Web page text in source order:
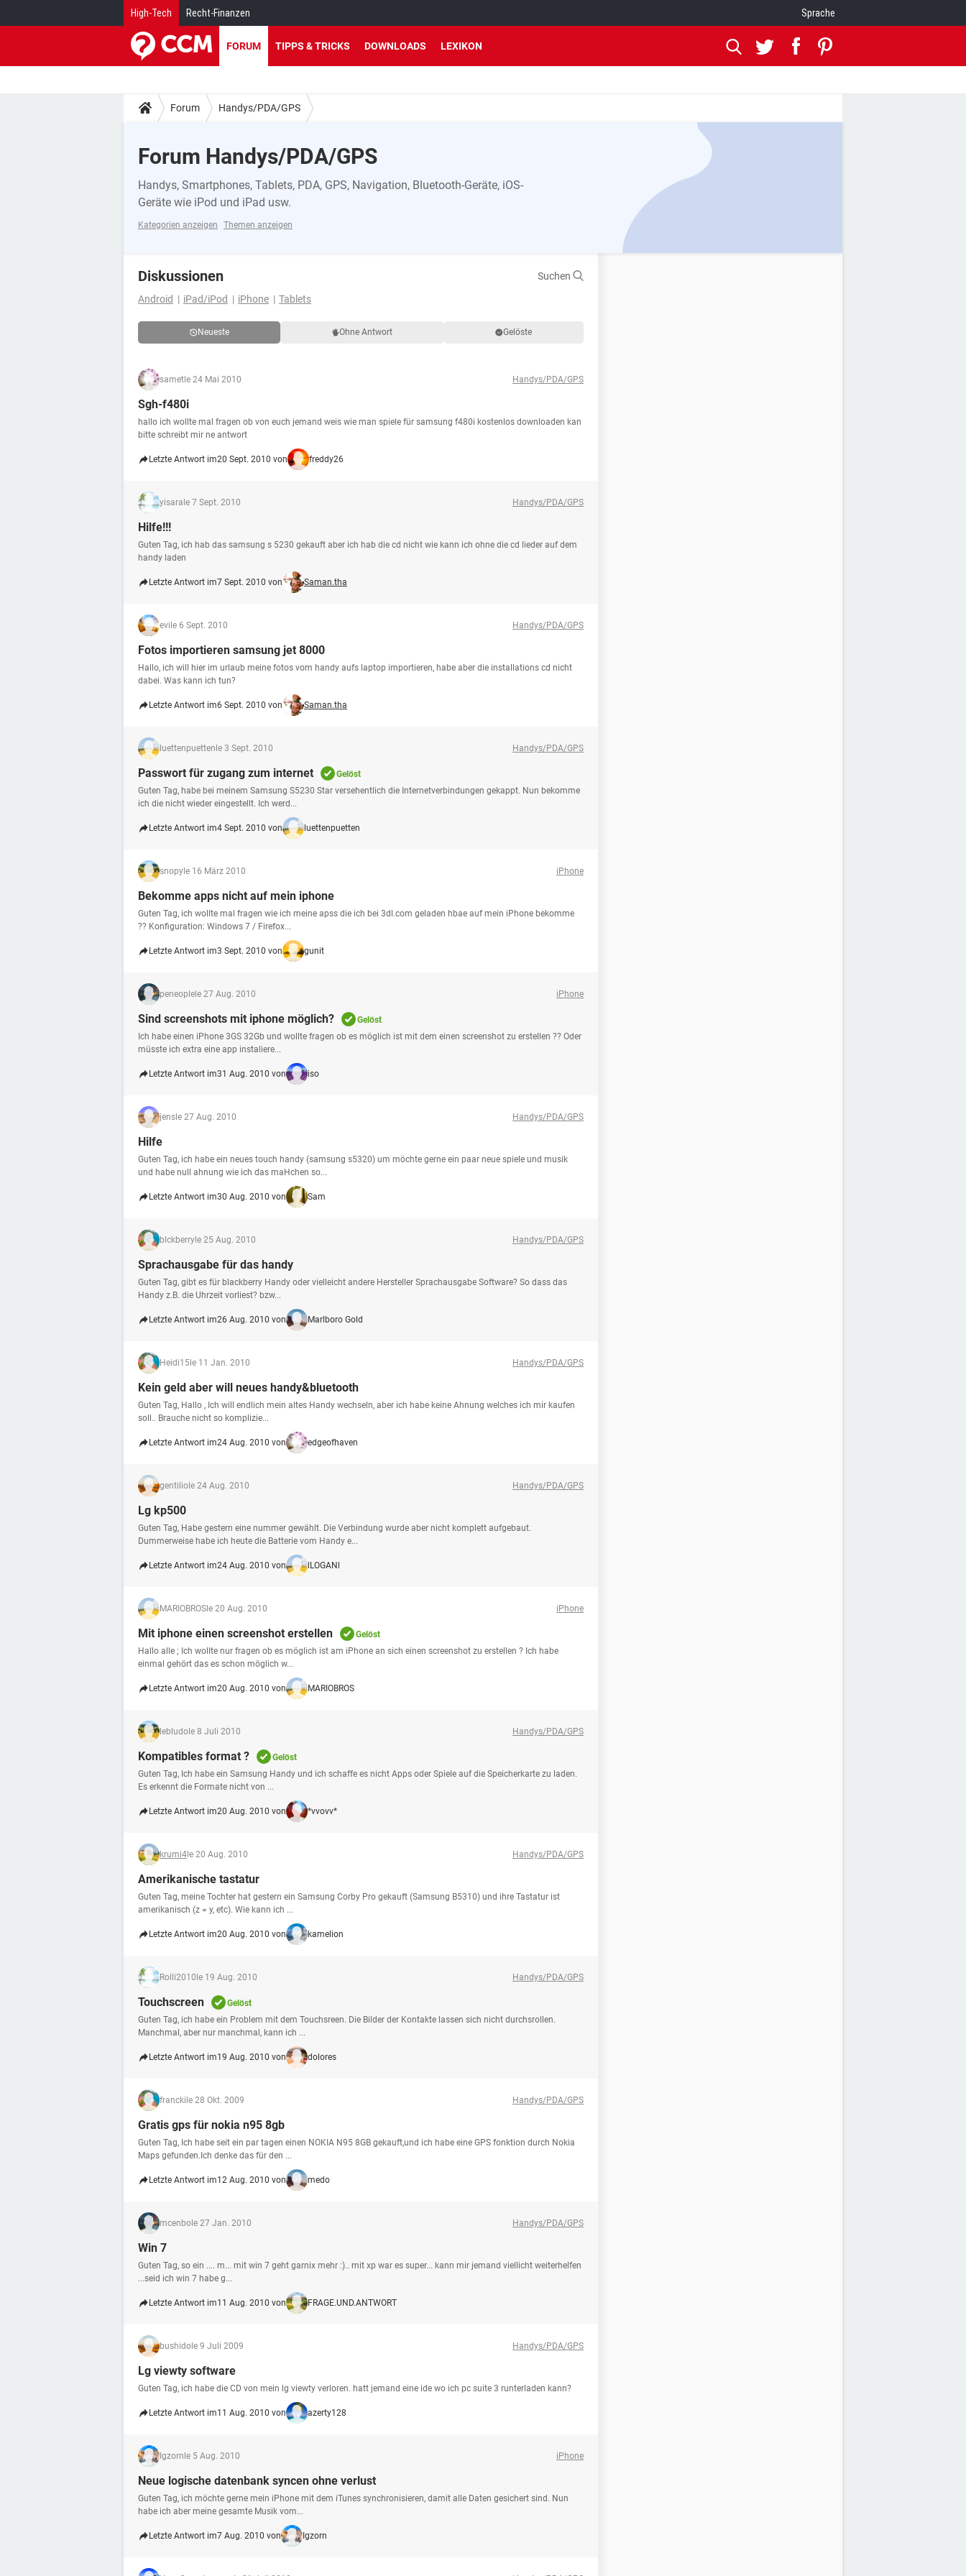
High-Tech Recht-Finanzen Sprache
FORUM TIPPS & TRICKS DOWNLOADS LEXIKON
Forum Handys/PDA/GPS
Forum Handys/PDA/GPS
Handys, Smartphones, Tablets, PDA, GPS, Navigation, Bluetooth-Geräte, iOS-
Geräte wie iPod und iPad usw.
Kategorien anzeigen Themen anzeigen
Diskussionen
Suchen
Android
iPad/iPod iPhone Tablets
Neueste Ohne Antwort Gelöste
samet le 24 Mai 2010 Handys/PDA/GPS
Sgh-f480i
hallo ich wollte mal fragen ob von euch jemand weis wie man spiele für samsung f480i kostenlos downloaden kan
bitte schreibt mir ne antwort
Letzte Antwort im20 Sept. 2010 von freddy26
yisara le 7 Sept. 2010 Handys/PDA/GPS
Hilfe!!!
Guten Tag, ich hab das samsung s 5230 gekauft aber ich hab die cd nicht wie kann ich ohne die cd lieder auf dem
handy laden
Letzte Antwort im7 Sept. 2010 von Saman.tha
evi le 6 Sept. 2010 Handys/PDA/GPS
Fotos importieren samsung jet 8000
Hallo, ich will hier im urlaub meine fotos vom handy aufs laptop importieren, habe aber die installations cd nicht
dabei. Was kann ich tun?
Letzte Antwort im6 Sept. 2010 von Saman.tha
luettenpuetten le 3 Sept. 2010 Handys/PDA/GPS
Passwort für zugang zum internet
Gelöst
Guten Tag, habe bei meinem Samsung S5230 Star versehentlich die Internetverbindungen gekappt. Nun bekomme
ich die nicht wieder eingestellt. Ich werd...
Letzte Antwort im4 Sept. 2010 von luettenpuetten
snopy le 16 März 2010 iPhone
Bekomme apps nicht auf mein iphone
Guten Tag, ich wollte mal fragen wie ich meine apss die ich bei 3dl.com geladen hbae auf mein iPhone bekomme
?? Konfiguration: Windows 7 / Firefox...
Letzte Antwort im3 Sept. 2010 von gunit
peneople le 27 Aug. 2010 iPhone
Sind screenshots mit iphone möglich?
Gelöst
Ich habe einen iPhone 3GS 32Gb und wollte fragen ob es möglich ist mit dem einen screenshot zu erstellen ?? Oder
müsste ich extra eine app instaliere...
Letzte Antwort im31 Aug. 2010 von iso
jens le 27 Aug. 2010 Handys/PDA/GPS
Hilfe
Guten Tag, ich habe ein neues touch handy (samsung s5320) um möchte gerne ein paar neue spiele und musik
und habe null ahnung wie ich das maHchen so...
Letzte Antwort im30 Aug. 2010 von Sam
blckberry le 25 Aug. 2010 Handys/PDA/GPS
Sprachausgabe für das handy
Guten Tag, gibt es für blackberry Handy oder vielleicht andere Hersteller Sprachausgabe Software? So dass das
Handy z.B. die Uhrzeit vorliest? bzw...
Letzte Antwort im26 Aug. 2010 von Marlboro Gold
Heidi15 le 11 Jan. 2010 Handys/PDA/GPS
Kein geld aber will neues handy&bluetooth
Guten Tag, Hallo , Ich will endlich mein altes Handy wechseln, aber ich habe keine Ahnung welches ich mir kaufen
soll.. Brauche nicht so komplizie...
Letzte Antwort im24 Aug. 2010 von edgeofhaven
gentilio le 24 Aug. 2010 Handys/PDA/GPS
Lg kp500
Guten Tag, Habe gestern eine nummer gewählt. Die Verbindung wurde aber nicht komplett aufgebaut.
Dummerweise habe ich heute die Batterie vom Handy e...
Letzte Antwort im24 Aug. 2010 von lLOGANl
MARIOBROS le 20 Aug. 2010 iPhone
Mit iphone einen screenshot erstellen
Gelöst
Hallo alle ; Ich wollte nur fragen ob es möglich ist am iPhone an sich einen screenshot zu erstellen ? Ich habe
einmal gehört das es schon möglich w...
Letzte Antwort im20 Aug. 2010 von MARIOBROS
lebludo le 8 Juli 2010 Handys/PDA/GPS
Kompatibles format ?
Gelöst
Guten Tag, Ich habe ein Samsung Handy und ich schaffe es nicht Apps oder Spiele auf die Speicherkarte zu laden.
Es erkennt die Formate nicht von ...
Letzte Antwort im20 Aug. 2010 von *vvovv*
krumi4 le 20 Aug. 2010 Handys/PDA/GPS
Amerikanische tastatur
Guten Tag, meine Tochter hat gestern ein Samsung Corby Pro gekauft (Samsung B5310) und ihre Tastatur ist
amerikanisch (z = y, etc). Wie kann ich ...
Letzte Antwort im20 Aug. 2010 von kamelion
Rolli2010 le 19 Aug. 2010 Handys/PDA/GPS
Touchscreen
Gelöst
Guten Tag, ich habe ein Problem mit dem Touchsreen. Die Bilder der Kontakte lassen sich nicht durchsrollen.
Manchmal, aber nur manchmal, kann ich ...
Letzte Antwort im19 Aug. 2010 von dolores
francki le 28 Okt. 2009 Handys/PDA/GPS
Gratis gps für nokia n95 8gb
Guten Tag, Ich habe seit ein par tagen einen NOKIA N95 8GB gekauft,und ich habe eine GPS fonktion durch Nokia
Maps gefunden.Ich denke das für den ...
Letzte Antwort im12 Aug. 2010 von medo
mcenbo le 27 Jan. 2010 Handys/PDA/GPS
Win 7
Guten Tag, so ein .... m... mit win 7 geht garnix mehr :).. mit xp war es super... kann mir jemand viellicht weiterhelfen
...seid ich win 7 habe g...
Letzte Antwort im11 Aug. 2010 von FRAGE.UND.ANTWORT
bushido le 9 Juli 2009 Handys/PDA/GPS
Lg viewty software
Guten Tag, ich habe die CD von mein lg viewty verloren. hatt jemand eine ide wo ich pc suite 3 runterladen kann?
Letzte Antwort im11 Aug. 2010 von azerty128
Igzorn le 5 Aug. 2010 iPhone
Neue logische datenbank syncen ohne verlust
Guten Tag, ich möchte gerne mein iPhone mit dem iTunes synchronisieren, damit alle Daten gesichert sind. Nun
habe ich aber meine gesamte Musik vom...
Letzte Antwort im7 Aug. 2010 von Igzorn